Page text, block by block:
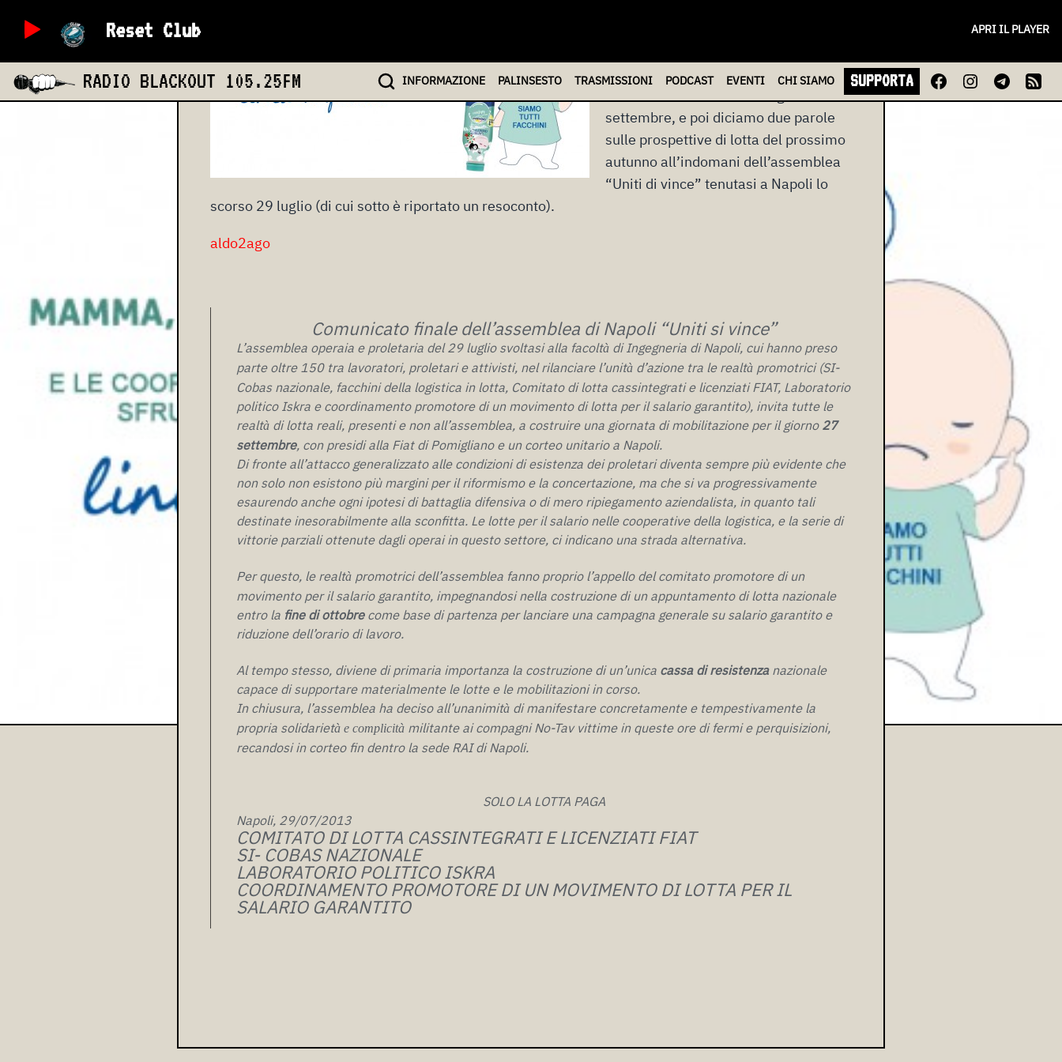
Reset Club APRI IL PLAYER
RADIO BLACKOUT 105.25FM INFORMAZIONE PALINSESTO TRASMISSIONI PODCAST EVENTI CHISIAMO SUPPORTA
definita), in vista della ripresa delle
trattative (e dello stato di agitazione) a
settembre, e poi diciamo due parole
sulle prospettive di lotta del prossimo
autunno all’indomani dell’assemblea
“Uniti di vince” tenutasi a Napoli lo
scorso 29 luglio (di cui sotto è riportato un resoconto).
aldo2ago
Comunicato finale dell’assemblea di Napoli “Uniti si vince”
L’assemblea operaia e proletaria del 29 luglio svoltasi alla facoltà di Ingegneria di Napoli, cui hanno preso
parte oltre 150 tra lavoratori, proletari e attivisti, nel rilanciare l’unità d’azione tra le realtà promotrici (SI-
Cobas nazionale, facchini della logistica in lotta, Comitato di lotta cassintegrati e licenziati FIAT, Laboratorio
politico Iskra e coordinamento promotore di un movimento di lotta per il salario garantito), invita tutte le
realtà di lotta reali, presenti e non all’assemblea, a costruire una giornata di mobilitazione per il giorno 27
settembre, con presidi alla Fiat di Pomigliano e un corteo unitario a Napoli.
Di fronte all’attacco generalizzato alle condizioni di esistenza dei proletari diventa sempre più evidente che
non solo non esistono più margini per il riformismo e la concertazione, ma che si va progressivamente
esaurendo anche ogni ipotesi di battaglia difensiva o di mero ripiegamento aziendalista, in quanto tali
destinate inesorabilmente alla sconfitta. Le lotte per il salario nelle cooperative della logistica, e la serie di
vittorie parziali ottenute dagli operai in questo settore, ci indicano una strada alternativa.
Per questo, le realtà promotrici dell’assemblea fanno proprio l’appello del comitato promotore di un
movimento per il salario garantito, impegnandosi nella costruzione di un appuntamento di lotta nazionale
entro la fine di ottobrecome base di partenza per lanciare una campagna generale su salario garantito e
riduzione dell’orario di lavoro.
Al tempo stesso, diviene di primaria importanza la costruzione di un’unica cassa di resistenzanazionale
capace di supportare materialmente le lotte e le mobilitazioni in corso.
In chiusura, l’assemblea ha deciso all’unanimità di manifestare concretamente e tempestivamente la
propria solidarietà e complicità militante ai compagni No-Tav vittime in queste ore di fermi e perquisizioni,
recandosi in corteo fin dentro la sede RAI di Napoli.
SOLO LA LOTTA PAGA
Napoli, 29/07/2013
COMITATO DI LOTTA CASSINTEGRATI E LICENZIATI FIAT
SI- COBAS NAZIONALE
LABORATORIO POLITICO ISKRA
COORDINAMENTO PROMOTORE DI UN MOVIMENTO DI LOTTA PER IL
SALARIO GARANTITO